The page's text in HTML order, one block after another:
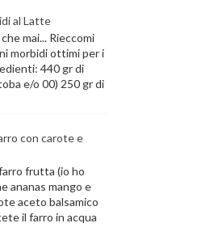
al Latte
mai... Rieccomi
morbidi ottimi per i
440 gr di
e/o 00) 250 gr di
con carote e
frutta (io ho
ananas mango e
aceto balsamico
il farro in acqua